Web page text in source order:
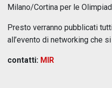
Milano/Cortina per le
Presto verranno pubblicati
all’evento di networking che
contatti: MIR